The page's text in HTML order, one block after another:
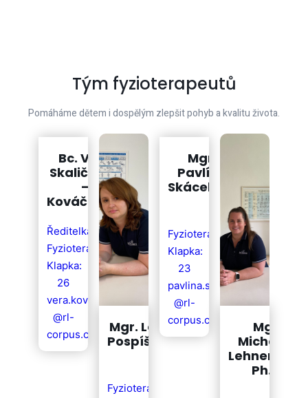
Tým fyzioterapeutů
Pomáháme dětem i dospělým zlepšit pohyb a kvalitu života.
Bc. Věra
Skaličková
–
Kováčiková
Ředitelka
Fyzioterapeutka
Klapka:
26
vera.kovacikova
@rl-
corpus.cz
Mgr. Lenka
Pospíšilová
Fyzioterapeutka
Mgr.
Pavlína
Skácelová
Fyzioterapeutka
Klapka:
23
pavlina.skacelova
@rl-
corpus.cz
Mgr.
Michaela
Lehnertová,
Ph.D.